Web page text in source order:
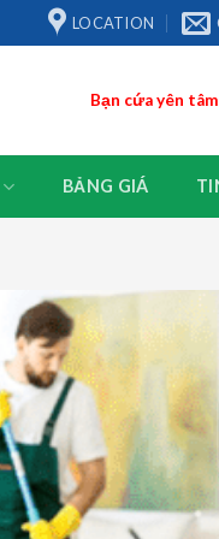
LOCATION
Bạn cứa yên
BẢNG GIÁ